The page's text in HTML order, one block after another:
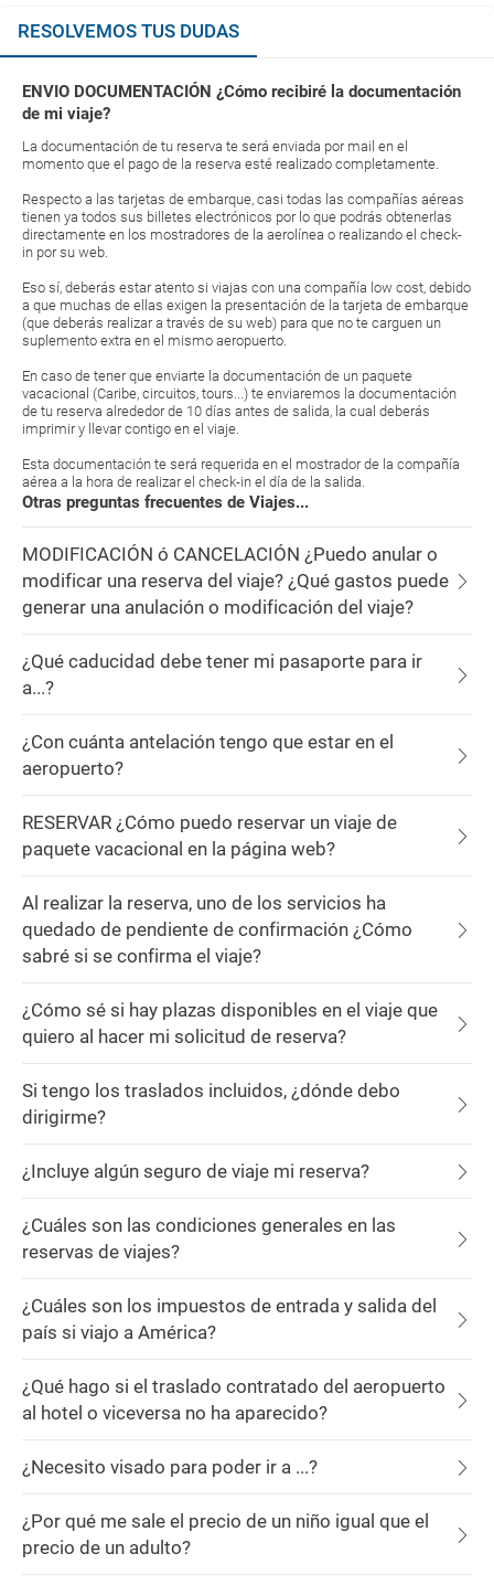
RESOLVEMOS TUS DUDAS
ENVIO DOCUMENTACIÓN ¿Cómo recibiré la documentación
de mi viaje?
La documentación de tu reserva te será enviada por mail en el
momento que el pago de la reserva esté realizado completamente.
Respecto a las tarjetas de embarque, casi todas las compañías aéreas
tienen ya todos sus billetes electrónicos por lo que podrás obtenerlas
directamente en los mostradores de la aerolínea o realizando el check-
in por su web.
Eso sí, deberás estar atento si viajas con una compañía low cost, debido
a que muchas de ellas exigen la presentación de la tarjeta de embarque
(que deberás realizar a través de su web) para que no te carguen un
suplemento extra en el mismo aeropuerto.
En caso de tener que enviarte la documentación de un paquete
vacacional (Caribe, circuitos, tours...) te enviaremos la documentación
de tu reserva alrededor de 10 días antes de salida, la cual deberás
imprimir y llevar contigo en el viaje.
Esta documentación te será requerida en el mostrador de la compañía
aérea a la hora de realizar el check-in el día de la salida.
Otras preguntas frecuentes de Viajes...
MODIFICACIÓN ó CANCELACIÓN ¿Puedo anular o
modificar una reserva del viaje? ¿Qué gastos puede
generar una anulación o modificación del viaje?
¿Qué caducidad debe tener mi pasaporte para ir
a...?
¿Con cuánta antelación tengo que estar en el
aeropuerto?
RESERVAR ¿Cómo puedo reservar un viaje de
paquete vacacional en la página web?
Al realizar la reserva, uno de los servicios ha
quedado de pendiente de confirmación ¿Cómo
sabré si se confirma el viaje?
¿Cómo sé si hay plazas disponibles en el viaje que
quiero al hacer mi solicitud de reserva?
Si tengo los traslados incluidos, ¿dónde debo
dirigirme?
¿Incluye algún seguro de viaje mi reserva?
¿Cuáles son las condiciones generales en las
reservas de viajes?
¿Cuáles son los impuestos de entrada y salida del
país si viajo a América?
¿Qué hago si el traslado contratado del aeropuerto
al hotel o viceversa no ha aparecido?
¿Necesito visado para poder ir a ...?
¿Por qué me sale el precio de un niño igual que el
precio de un adulto?